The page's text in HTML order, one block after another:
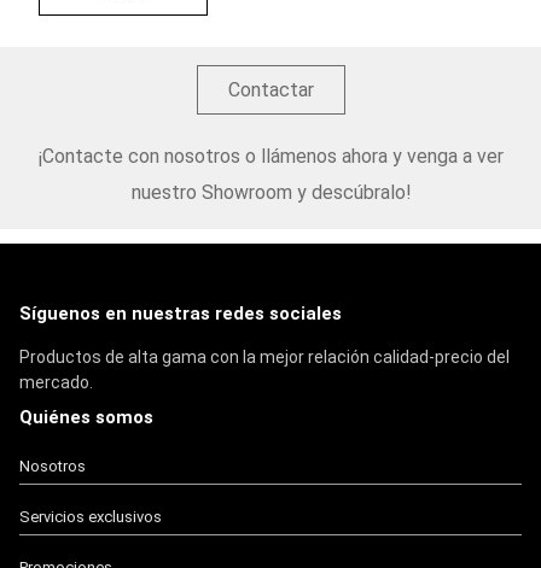
Contactar
¡Contacte con nosotros o llámenos ahora y venga a ver
nuestro Showroom y descúbralo!
Síguenos en nuestras redes sociales
Productos de alta gama con la mejor relación calidad-precio del
mercado.
Quiénes somos
Nosotros
Servicios exclusivos